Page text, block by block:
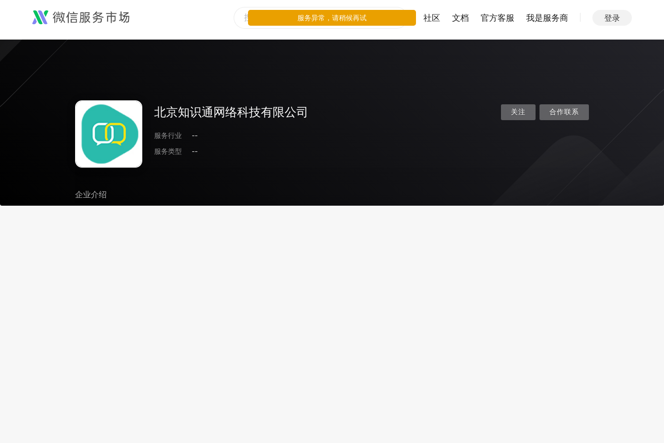
社区 文档 官方客服 我是服务商 登录
北京知识通网络科技有限公司
服务行业
--
服务类型
--
关注 合作联系
企业介绍
服务异常，请稍候再试